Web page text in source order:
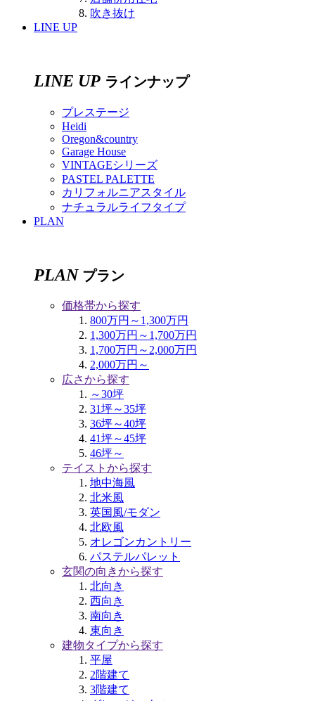
吹き抜け
LINE UP
LINE UP ラインナップ
プレステージ
Heidi
Oregon&country
Garage House
VINTAGEシリーズ
PASTEL PALETTE
カリフォルニアスタイル
ナチュラルライフタイプ
PLAN
PLAN プラン
価格帯から探す
800万円～1,300万円
1,300万円～1,700万円
1,700万円～2,000万円
2,000万円～
広さから探す
～30坪
31坪～35坪
36坪～40坪
41坪～45坪
46坪～
テイストから探す
地中海風
北米風
英国風/モダン
北欧風
オレゴンカントリー
パステルパレット
玄関の向きから探す
北向き
西向き
南向き
東向き
建物タイプから探す
平屋
2階建て
3階建て